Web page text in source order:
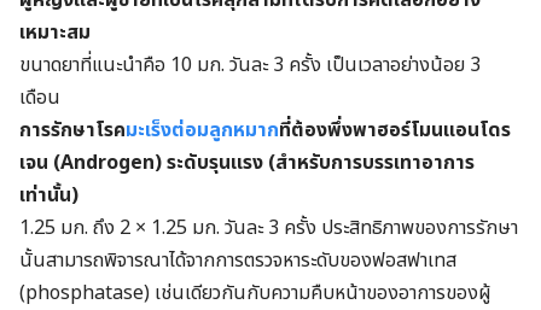
เหมาะสม
ขนาดยาที่แนะนำคือ 10 มก. วันละ 3 ครั้ง เป็นเวลาอย่างน้อย 3
เดือน
การรักษาโรคมะเร็งต่อมลูกหมากที่ต้องพึ่งพาฮอร์โมนแอนโดร
เจน (Androgen) ระดับรุนแรง (สำหรับการบรรเทาอาการ
เท่านั้น)
1.25 มก. ถึง 2 × 1.25 มก. วันละ 3 ครั้ง ประสิทธิภาพของการรักษา
นั้นสามารถพิจารณาได้จากการตรวจหาระดับของฟอสฟาเทส
(phosphatase) เช่นเดียวกันกับความคืบหน้าของอาการของผู้